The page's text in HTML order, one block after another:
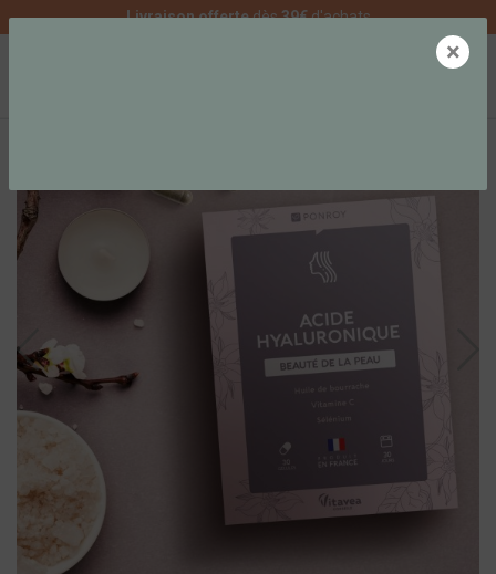
Livraison offertedès39€d'achats
×